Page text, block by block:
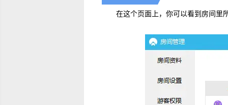
在这个页面上，你可以看到房间里